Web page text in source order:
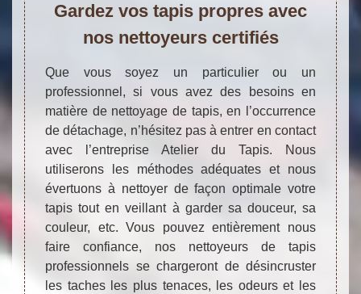
Gardez vos tapis propres avec
nos nettoyeurs certifiés
Que vous soyez un particulier ou un
professionnel, si vous avez des besoins en
matière de nettoyage de tapis, en l’occurrence
de détachage, n’hésitez pas à entrer en contact
avec l’entreprise Atelier du Tapis. Nous
utiliserons les méthodes adéquates et nous
évertuons à nettoyer de façon optimale votre
tapis tout en veillant à garder sa douceur, sa
couleur, etc. Vous pouvez entièrement nous
faire confiance, nos nettoyeurs de tapis
professionnels se chargeront de désincruster
les taches les plus tenaces, les odeurs et les